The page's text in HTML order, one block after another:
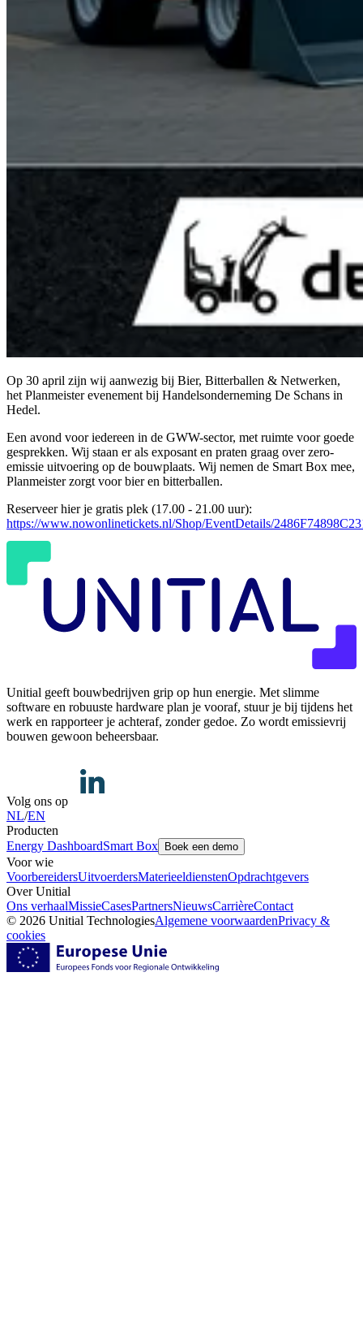
Op 30 april zijn wij aanwezig bij Bier, Bitterballen & Netwerken,
het Planmeister evenement bij Handelsonderneming De Schans in
Hedel.
Een avond voor iedereen in de GWW-sector, met ruimte voor goede
gesprekken. Wij staan er als exposant en praten graag over zero-
emissie uitvoering op de bouwplaats. Wij nemen de Smart Box mee,
Planmeister zorgt voor bier en bitterballen.
Reserveer hier je gratis plek (17.00 - 21.00 uur):
https://www.nowonlinetickets.nl/Shop/EventDetails/
Unitial geeft bouwbedrijven grip op hun energie. Met slimme
software en robuuste hardware plan je vooraf, stuur je bij tijdens het
werk en rapporteer je achteraf, zonder gedoe. Zo wordt emissievrij
bouwen gewoon beheersbaar.
Volg ons op
NL/EN
Producten
Energy DashboardSmart Box Boek een demo
Voor wie
VoorbereidersUitvoerdersMaterieeldienstenOpdrachtgevers
Over Unitial
Ons verhaalMissieCasesPartnersNieuwsCarrièreContact
© 2026 Unitial TechnologiesAlgemene voorwaardenPrivacy &
cookies